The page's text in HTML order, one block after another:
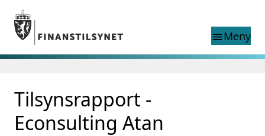
Gå til hovedinnhold
Gå til søkesiden
menuMeny
nettstedet
language
English
exist in English
English home page
Tilsynsrapport -
Econsulting Atan